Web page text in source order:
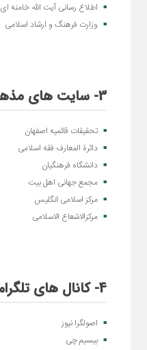
اطلاع رسانی آیت الله خامنه ای
وزارت فرهنگ و ارشاد اسلامی
3- سایت های مذهبی فرهنگی
تحقیقات قائمیه اصفهان
دائرة المعارف فقه اسلامی
دانشگاه فرهنگیان
مجمع جهانی اهل بیت
مرکز اسلامی انگلیس
مرکزالاشعاع الاسلامی
4- کانال های تلگرام
اصولگرا نیوز
بیسیم چی